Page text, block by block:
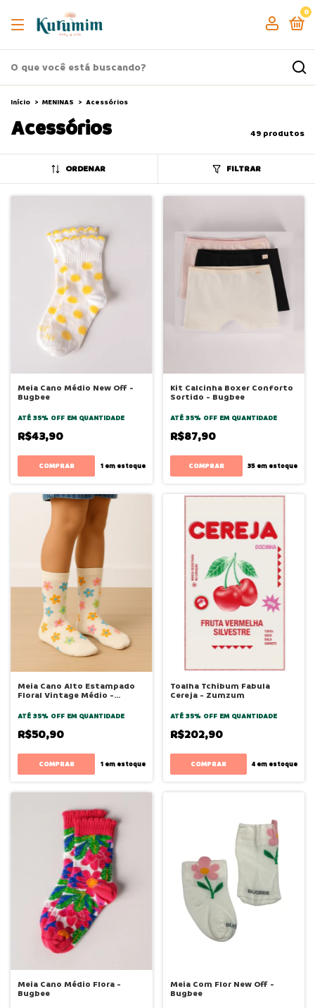
0
Início > MENINAS > Acessórios
Acessórios 49 produtos
ORDENAR FILTRAR
Meia Cano Médio New Off -
Bugbee
ATÉ 35% OFF EM QUANTIDADE
R$43,90
COMPRAR 1em estoque
Kit Calcinha Boxer Conforto
Sortido - Bugbee
ATÉ 35% OFF EM QUANTIDADE
R$87,90
COMPRAR 35 em estoque
Meia Cano Alto Estampado
Floral Vintage Médio -
ATÉ 35% OFF EM QUANTIDADE
R$50,90
COMPRAR 1em estoque
Toalha Tchibum Fabula
Cereja - Zumzum
ATÉ 35% OFF EM QUANTIDADE
R$202,90
4 em estoque
Meia Cano Médio Flora -
Bugbee
Meia Com Flor New Off -
Bugbee